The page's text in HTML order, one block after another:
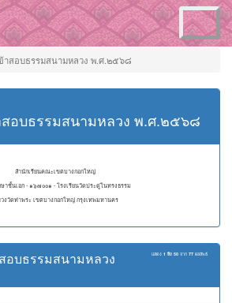
Toggle
navigation
าสอบธรรมสนามหลวง พ.ศ.๒๕๖๘
อบธรรมสนามหลวง พ.ศ.๒๕๖๘
สำนักเรียนคณะเขตบางกอกใหญ่
าชั้นเอก - ๑๖๗๐๐๑ - โรงเรียนวัดประดู่ในทรงธรรม
งวัดท่าพระ เขตบางกอกใหญ่ กรุงเทพมหานคร
แสดง 1 ถึง 50 จาก 77 ผลลัพธ์
อบธรรมสนามหลวง